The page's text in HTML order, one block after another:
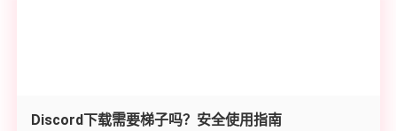
Discord下载需要梯子吗？安全使用指南